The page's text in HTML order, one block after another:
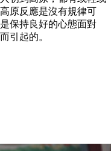
原反應是沒有規律可
保持良好的心態面對
引起的。